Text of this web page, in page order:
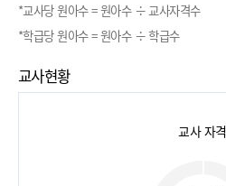
*교사당 원아수 = 원아수 ÷ 교사자격수
*학급당 원아수 = 원아수 ÷ 학급수
교사현황
교사 자격